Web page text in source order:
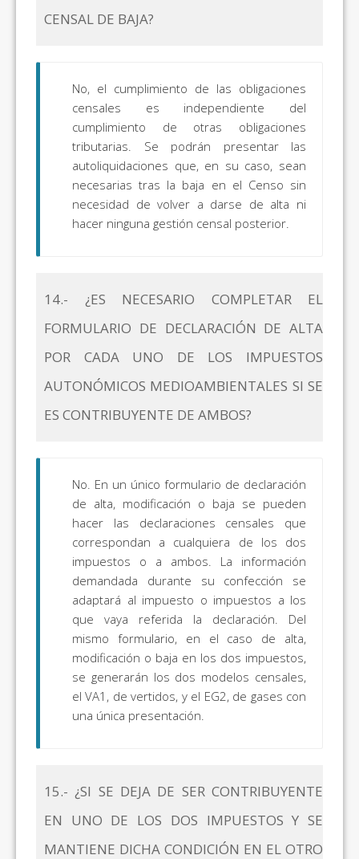
CENSAL DE BAJA?
No, el cumplimiento de las obligaciones
censales es independiente del
cumplimiento de otras obligaciones
tributarias. Se podrán presentar las
autoliquidaciones que, en su caso, sean
necesarias tras la baja en el Censo sin
necesidad de volver a darse de alta ni
hacer ninguna gestión censal posterior.
14.- ¿ES NECESARIO COMPLETAR EL
FORMULARIO DE DECLARACIÓN DE ALTA
POR CADA UNO DE LOS IMPUESTOS
AUTONÓMICOS MEDIOAMBIENTALES SI SE
ES CONTRIBUYENTE DE AMBOS?
No. En un único formulario de declaración
de alta, modificación o baja se pueden
hacer las declaraciones censales que
correspondan a cualquiera de los dos
impuestos o a ambos. La información
demandada durante su confección se
adaptará al impuesto o impuestos a los
que vaya referida la declaración. Del
mismo formulario, en el caso de alta,
modificación o baja en los dos impuestos,
se generarán los dos modelos censales,
el VA1, de vertidos, y el EG2, de gases con
una única presentación.
15.- ¿SI SE DEJA DE SER CONTRIBUYENTE
EN UNO DE LOS DOS IMPUESTOS Y SE
MANTIENE DICHA CONDICIÓN EN EL OTRO